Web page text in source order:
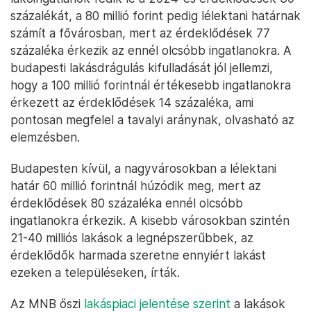
százalékát, a 80 millió forint pedig lélektani határnak
számít a fővárosban, mert az érdeklődések 77
százaléka érkezik az ennél olcsóbb ingatlanokra. A
budapesti lakásdrágulás kifulladását jól jellemzi,
hogy a 100 millió forintnál értékesebb ingatlanokra
érkezett az érdeklődések 14 százaléka, ami
pontosan megfelel a tavalyi aránynak, olvasható az
elemzésben.
Budapesten kívül, a nagyvárosokban a lélektani
határ 60 millió forintnál húzódik meg, mert az
érdeklődések 80 százaléka ennél olcsóbb
ingatlanokra érkezik. A kisebb városokban szintén
21-40 milliós lakások a legnépszerűbbek, az
érdeklődők harmada szeretne ennyiért lakást
ezeken a településeken, írták.
Az MNB őszi lakáspiaci jelentése szerint a lakások